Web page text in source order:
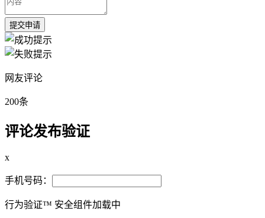
网友评论
200条
评论发布验证
x
手机号码：
行为验证™ 安全组件加载中